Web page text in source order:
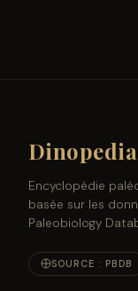
Dinopedia
Encyclopédie
basée sur les
Paleobiology
SOURCE : PBDB